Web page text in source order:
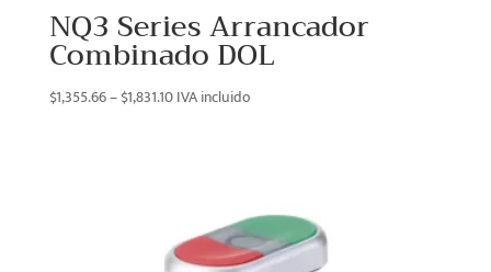
NQ3 Series Arrancador
Combinado DOL
$1,355.66–$1,831.10Price
IVA incluido